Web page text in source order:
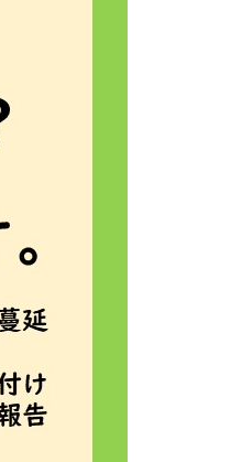
手続きナビ